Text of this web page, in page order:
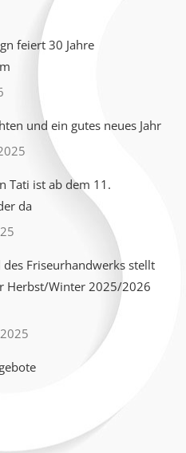
feiert 30 Jahre
und ein gutes neues Jahr
Tati ist ab dem 11.
da
Friseurhandwerks stellt
Herbst/Winter 2025/2026